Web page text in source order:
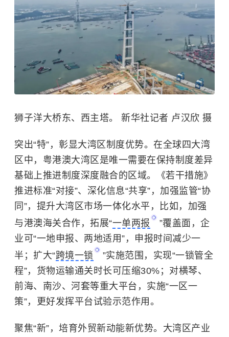
狮子洋大桥东、西主塔。 新华社记者 卢汉欣 摄
突出“特”，彰显大湾区制度优势。在全球四大湾
区中，粤港澳大湾区是唯一需要在保持制度差异
基础上推进制度深度融合的区域。《若干措施》
推进标准“对接”、深化信息“共享”，加强监管“协
同”，提升大湾区市场一体化水平，比如，加强
与港澳海关合作，拓展“一单两报
”覆盖面，企
业可“一地申报、两地适用”，申报时间减少一
半；扩大“跨境一锁
”实施范围，实现“一锁管全
程”，货物运输通关时长可压缩30%；对横琴、
前海、南沙、河套等重大平台，实施“一区一
策”，更好发挥平台试验示范作用。
聚焦“新”，培育外贸新动能新优势。大湾区产业